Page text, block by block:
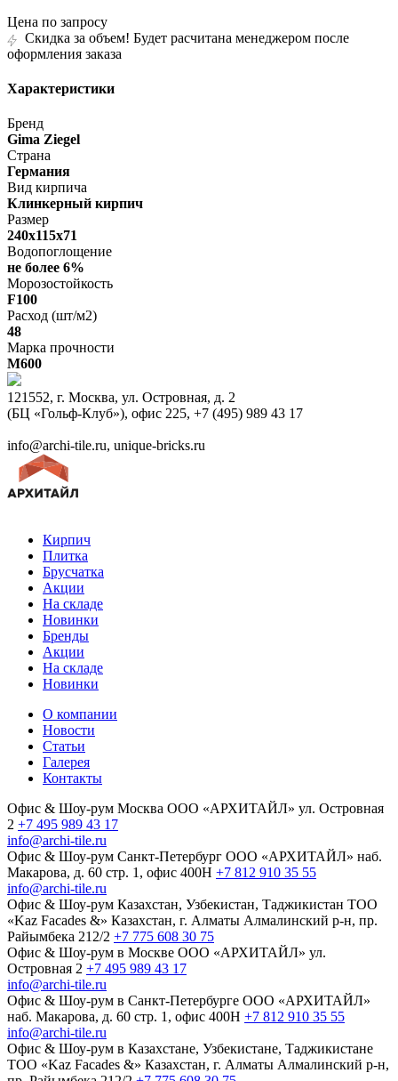
Цена по запросу
Скидка за объем! Будет расчитана менеджером после
оформления заказа
Характеристики
Бренд
Gima Ziegel
Страна
Германия
Вид кирпича
Клинкерный кирпич
Размер
240х115х71
Водопоглощение
не более 6%
Морозостойкость
F100
Расход (шт/м2)
48
Марка прочности
M600
121552, г. Москва, ул. Островная, д. 2
(БЦ «Гольф-Клуб»), офис 225, +7 (495) 989 43 17
info@archi-tile.ru, unique-bricks.ru
Кирпич
Плитка
Брусчатка
Акции
На складе
Новинки
Бренды
Акции
На складе
Новинки
О компании
Новости
Статьи
Галерея
Контакты
Офис & Шоу-рум Москва ООО «АРХИТАЙЛ» ул. Островная
2 +7 495 989 43 17
info@archi-tile.ru
Офис & Шоу-рум Санкт-Петербург ООО «АРХИТАЙЛ» наб.
Макарова, д. 60 стр. 1, офис 400Н +7 812 910 35 55
info@archi-tile.ru
Офис & Шоу-рум Казахстан, Узбекистан, Таджикистан TOO
«Kaz Facades &» Казахстан, г. Алматы Алмалинский р-н, пр.
Райымбека 212/2 +7 775 608 30 75
Офис & Шоу-рум в Москве ООО «АРХИТАЙЛ» ул.
Островная 2 +7 495 989 43 17
info@archi-tile.ru
Офис & Шоу-рум в Санкт-Петербурге ООО «АРХИТАЙЛ»
наб. Макарова, д. 60 стр. 1, офис 400Н +7 812 910 35 55
info@archi-tile.ru
Офис & Шоу-рум в Казахстане, Узбекистане, Таджикистане
TOO «Kaz Facades &» Казахстан, г. Алматы Алмалинский р-н,